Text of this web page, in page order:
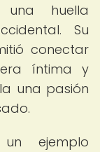
huella
Su
conectar
íntima y
una pasión
ejemplo